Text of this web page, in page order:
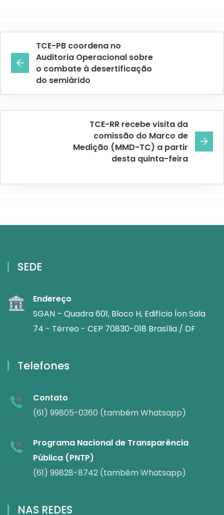
TCE-PB coordena no
Auditoria Operacional sobre
o combate à desertificação
do semiárido
TCE-RR recebe visita da
comissão do Marco de
Medição (MMD-TC) a partir
desta quinta-feira
SEDE
Endereço
SGAN – Quadra 601, Bloco H, Edifício Íon Sala
74 - Térreo - CEP 70830-018 Brasília / DF
Telefones
Contato
(61) 99805-0360 (também Whatsapp)
Programa Nacional de Transparência
Pública (PNTP)
(61) 99828-8742 (também Whatsapp)
NAS REDES